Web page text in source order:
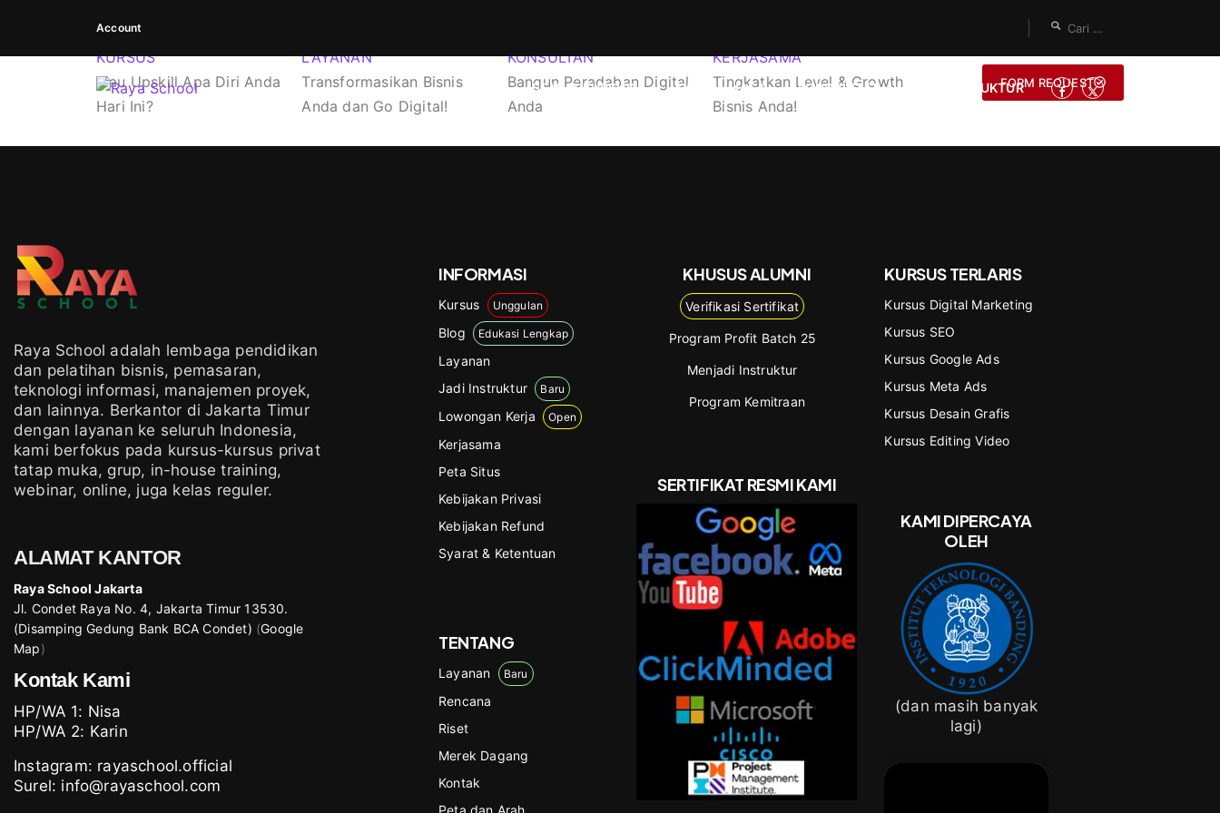
Account
SEMUA KURSUS LAYANAN/JASA KONSULTASI JADI INSTRUKTUR
KURSUS
Mau Upskill Apa Diri Anda
Hari Ini?
LAYANAN
Transformasikan Bisnis
Anda dan Go Digital!
KONSULTAN
Bangun Peradaban Digital
Anda
KERJASAMA
Tingkatkan Level & Growth
Bisnis Anda!
FORM REQUEST
Raya School adalah lembaga pendidikan
dan pelatihan bisnis, pemasaran,
teknologi informasi, manajemen proyek,
dan lainnya. Berkantor di Jakarta Timur
dengan layanan ke seluruh Indonesia,
kami berfokus pada kursus-kursus privat
tatap muka, grup, in-house training,
webinar, online, juga kelas reguler.
ALAMAT KANTOR
Raya School Jakarta
Jl. Condet Raya No. 4, Jakarta Timur 13530.
(Disamping Gedung Bank BCA Condet) (Google
Map)
Kontak Kami
HP/WA 1: Nisa
HP/WA 2: Karin
Instagram: rayaschool.official
Surel: info@rayaschool.com
INFORMASI
Kursus Unggulan
Blog Edukasi Lengkap
Layanan
Jadi Instruktur Baru
Lowongan Kerja Open
Kerjasama
Peta Situs
Kebijakan Privasi
Kebijakan Refund
Syarat & Ketentuan
TENTANG
Layanan Baru
Rencana
Riset
Merek Dagang
Kontak
Peta dan Arah
KHUSUS ALUMNI
Verifikasi Sertifikat
Program Profit Batch 25
Menjadi Instruktur
Program Kemitraan
SERTIFIKAT RESMI KAMI
KURSUS TERLARIS
Kursus Digital Marketing
Kursus SEO
Kursus Google Ads
Kursus Meta Ads
Kursus Desain Grafis
Kursus Editing Video
KAMI DIPERCAYA
OLEH
(dan masih banyak
lagi)